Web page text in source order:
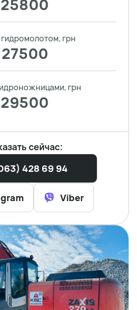
25800
грн
27500
грн
29500
сейчас:
428 69 94
Viber